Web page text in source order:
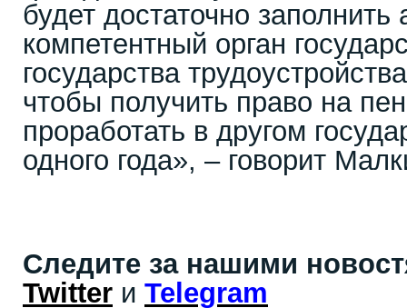
будет достаточно заполнить
компетентный орган
государства
чтобы получить право на
проработать в другом
одного года», – говорит
Следите за нашими
Twitter и Telegram